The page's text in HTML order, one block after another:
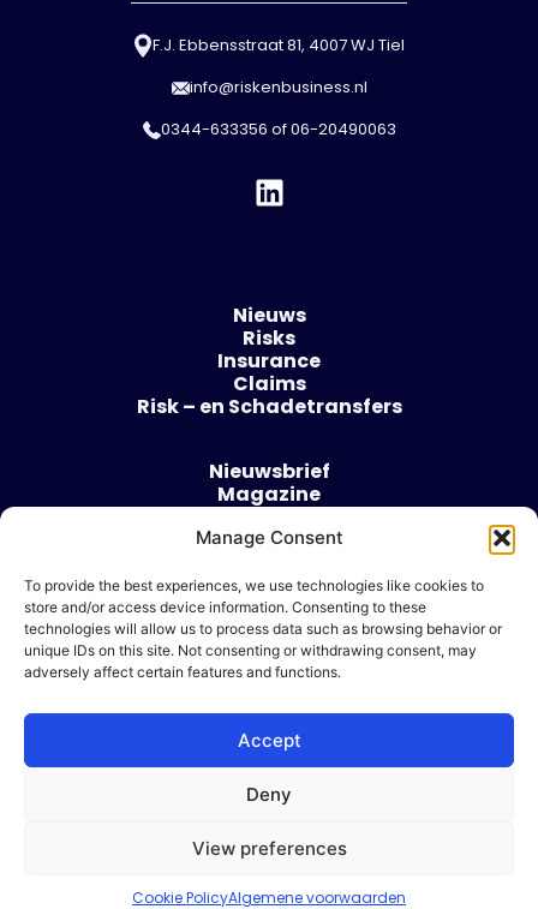
Manage Consent
To provide the best experiences, we use technologies like cookies to
store and/or access device information. Consenting to these
technologies will allow us to process data such as browsing behavior or
unique IDs on this site. Not consenting or withdrawing consent, may
adversely affect certain features and functions.
Accept
Deny
View preferences
Cookie PolicyAlgemene voorwaarden
F.J. Ebbensstraat 81, 4007 WJ Tiel
info@riskenbusiness.nl
0344-633356 of06-20490063
Nieuws
Risks
Insurance
Claims
Risk – en Schadetransfers
Nieuwsbrief
Magazine
Over
Algemene voorwaarden
Cookie beleid
Ik wil adverteren
© 2026 Risk & Business
| Design & Development door